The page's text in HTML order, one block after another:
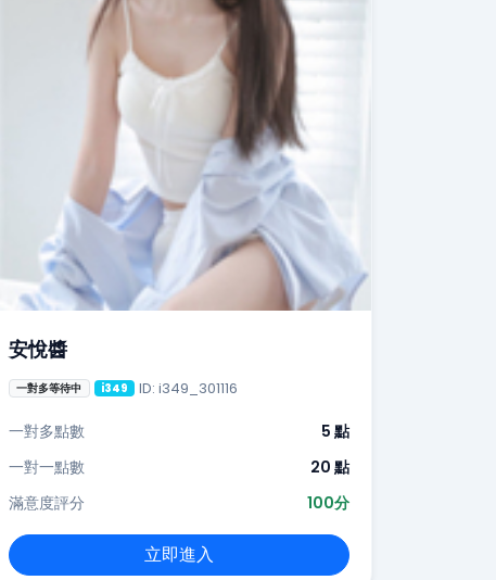
安悅醬
一對多等待中 i349 ID: i349_301116
一對多點數
5 點
一對一點數
20 點
滿意度評分
100分
立即進入